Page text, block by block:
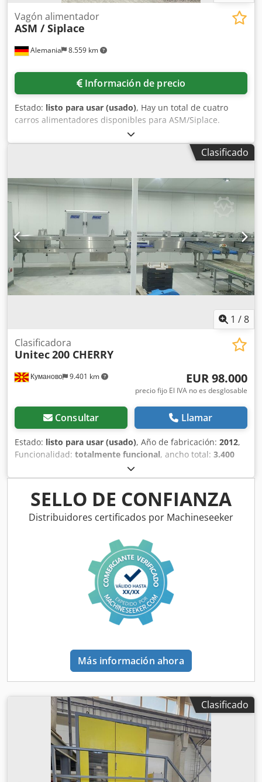
Alemania 8.559 km
Vagón alimentador
ASM / Siplace
Información de precio
Estado: listo para usar (usado), Hay un total de cuatro
carros alimentadores disponibles para ASM/Siplace.
Documentación disponible. Es posible realizar una visita in
situ. Codpfx Aqev I U H Aoweha
Clasificado
1 /8
Куманово 9.401 km
Clasificadora
Unitec200 CHERRY
EUR 98.000
precio fijo El IVA no es desglosable
Consultar Llamar
Estado: listo para usar (usado), Año de fabricación: 2012,
Funcionalidad: totalmente funcional, ancho total: 3.400
, altura total:
Equipamiento:documentación / manual, Instalación de
clasificación Unitec, clasifica por tamaño,
aproximadamente 1000 kg por hora Cjdsxwmtcspfx
Aqwoha
SELLO DE CONFIANZA
Distribuidores certificados por Machineseeker
Más información ahora
Clasificado